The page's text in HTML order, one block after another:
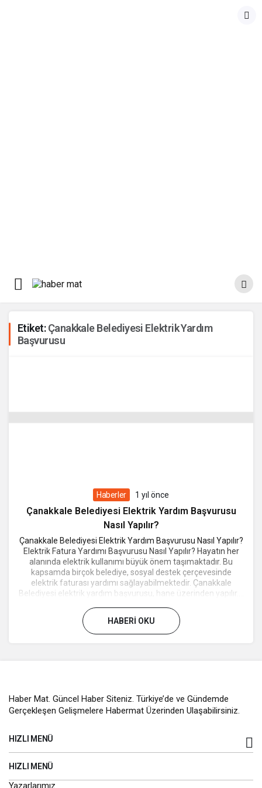
Etiket:Çanakkale Belediyesi Elektrik Yardım
Başvurusu
Haberler 1 yıl önce
Çanakkale Belediyesi Elektrik Yardım Başvurusu
Nasıl Yapılır?
Çanakkale Belediyesi Elektrik Yardım Başvurusu Nasıl Yapılır?
Elektrik Fatura Yardımı Başvurusu Nasıl Yapılır? Hayatın her
alanında elektrik kullanımı büyük önem taşımaktadır. Bu
kapsamda birçok belediye, sosyal destek çerçevesinde
elektrik faturası yardımı sağlayabilmektedir. Çanakkale
Belediyesi elektrik yardım başvurusu, hane üzerinden yapılır....
HABERI OKU
Haber Mat. Güncel Haber Siteniz. Türkiye’de ve Gündemde
Gerçekleşen Gelişmelere Habermat Üzerinden Ulaşabilirsiniz.
HIZLI MENÜ
HIZLI MENÜ
Yazarlarımız